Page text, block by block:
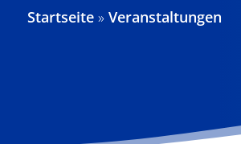
Startseite »Veranstaltungen